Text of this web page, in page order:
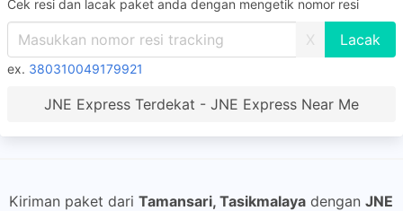
Cek resi dan lacak paket anda dengan mengetik nomor resi
X
ex. 380310049179921
JNE Express Terdekat - JNE Express Near Me
Kiriman paket dari Tamansari, Tasikmalaya dengan JNE